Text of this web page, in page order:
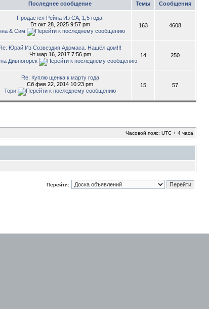
Последнее сообщение Темы Сообщения
Продается Рейна Из СА, 1,5 года!
Вт окт 28, 2025 9:57 pm
& Сим
163 4608
Юрай Из Созвездия Адомаса. Нашёл дом!!!
Чт мар 16, 2017 7:56 pm
Дивногорск
14 250
Re: Куплю щенка к марту года
Сб фев 22, 2014 10:23 pm
Тори
15 57
Часовой пояс: UTC + 4 часа
Перейти: